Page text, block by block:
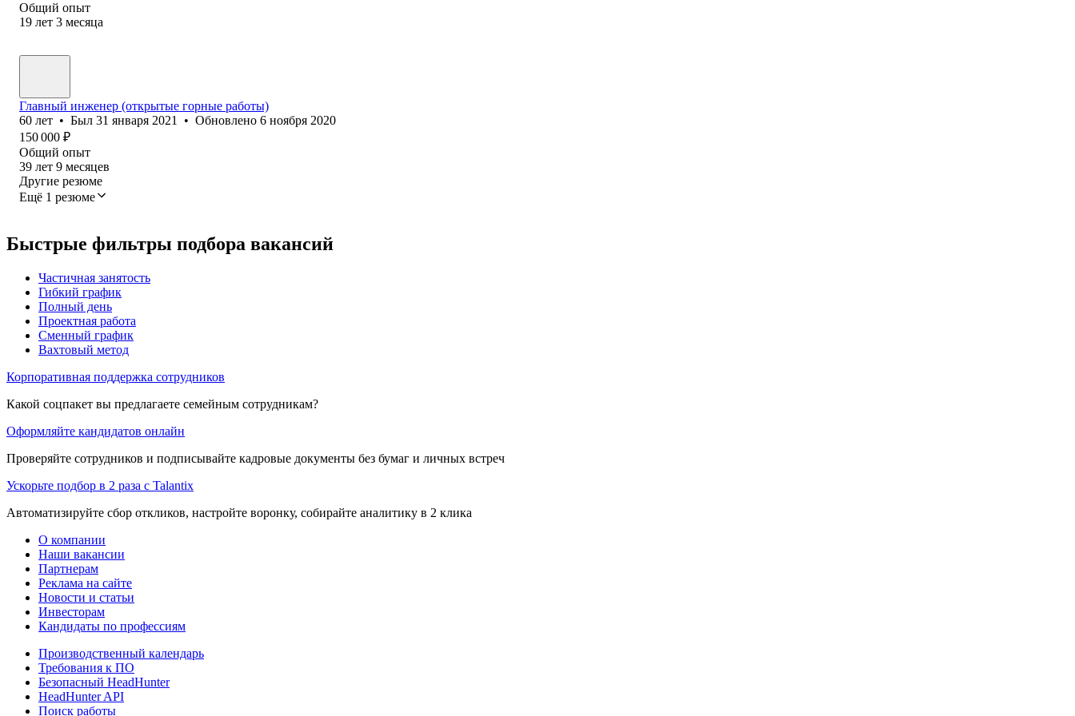
Общий опыт
19 лет 3 месяца
Главный инженер (открытые горные работы)
60 лет • Был 31 января 2021 • Обновлено 6 ноября 2020
150 000 ₽
Общий опыт
39 лет 9 месяцев
Другие резюме
Ещё 1 резюме
Быстрые фильтры подбора вакансий
Частичная занятость
Гибкий график
Полный день
Проектная работа
Сменный график
Вахтовый метод
Корпоративная поддержка сотрудников
Какой соцпакет вы предлагаете семейным сотрудникам?
Оформляйте кандидатов онлайн
Проверяйте сотрудников и подписывайте кадровые документы без бумаг и личных встреч
Ускорьте подбор в 2 раза с Talantix
Автоматизируйте сбор откликов, настройте воронку, собирайте аналитику в 2 клика
О компании
Наши вакансии
Партнерам
Реклама на сайте
Новости и статьи
Инвесторам
Кандидаты по профессиям
Производственный календарь
Требования к ПО
Безопасный HeadHunter
HeadHunter API
Поиск работы